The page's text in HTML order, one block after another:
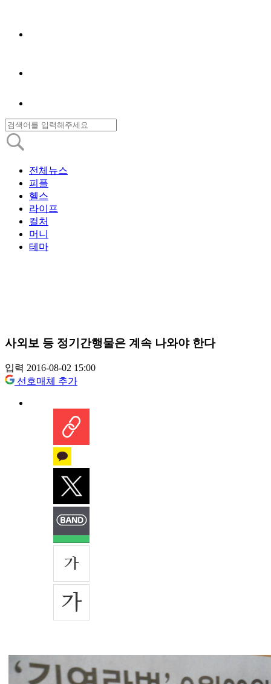
전체뉴스
피플
헬스
라이프
컬처
머니
테마
사외보 등 정기간행물은 계속 나와야 한다
입력 2016-08-02 15:00
선호매체 추가